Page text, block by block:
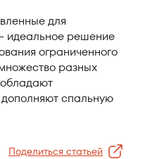
для
идеальное решение
ограниченного
разных
спальную
Поделиться статьей